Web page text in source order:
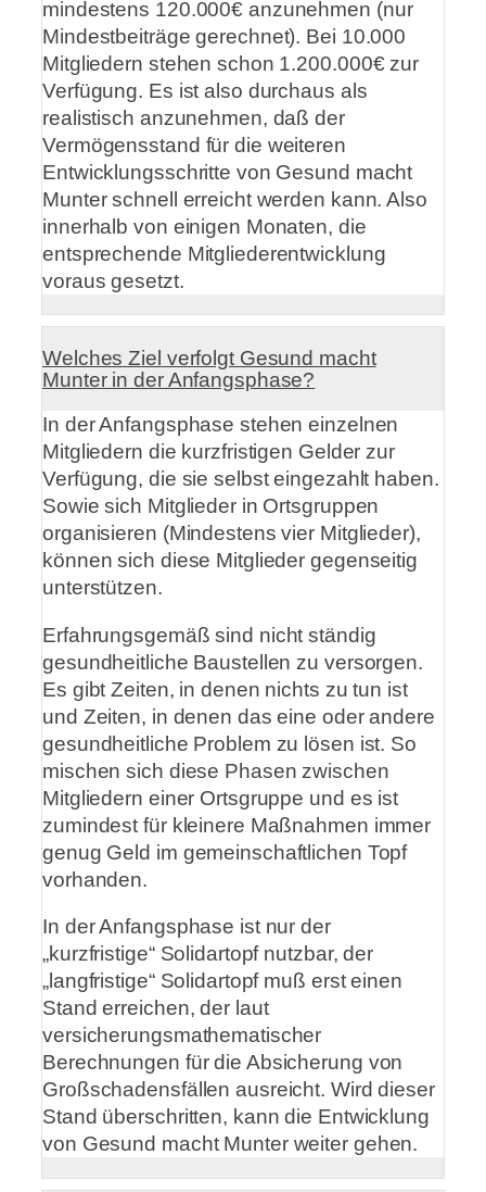
mindestens 120.000€ anzunehmen (nur
Mindestbeiträge gerechnet). Bei 10.000
Mitgliedern stehen schon 1.200.000€ zur
Verfügung. Es ist also durchaus als
realistisch anzunehmen, daß der
Vermögensstand für die weiteren
Entwicklungsschritte von Gesund macht
Munter schnell erreicht werden kann. Also
innerhalb von einigen Monaten, die
entsprechende Mitgliederentwicklung
voraus gesetzt.
Welches Ziel verfolgt Gesund macht
Munter in der Anfangsphase?
In der Anfangsphase stehen einzelnen
Mitgliedern die kurzfristigen Gelder zur
Verfügung, die sie selbst eingezahlt haben.
Sowie sich Mitglieder in Ortsgruppen
organisieren (Mindestens vier Mitglieder),
können sich diese Mitglieder gegenseitig
unterstützen.
Erfahrungsgemäß sind nicht ständig
gesundheitliche Baustellen zu versorgen.
Es gibt Zeiten, in denen nichts zu tun ist
und Zeiten, in denen das eine oder andere
gesundheitliche Problem zu lösen ist. So
mischen sich diese Phasen zwischen
Mitgliedern einer Ortsgruppe und es ist
zumindest für kleinere Maßnahmen immer
genug Geld im gemeinschaftlichen Topf
vorhanden.
In der Anfangsphase ist nur der
„kurzfristige“ Solidartopf nutzbar, der
„langfristige“ Solidartopf muß erst einen
Stand erreichen, der laut
versicherungsmathematischer
Berechnungen für die Absicherung von
Großschadensfällen ausreicht. Wird dieser
Stand überschritten, kann die Entwicklung
von Gesund macht Munter weiter gehen.